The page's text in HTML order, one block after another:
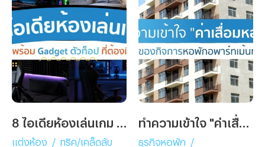
แต่งห้อง /
ทริค/เคล็ดลับ
ธุรกิจหอพัก
/